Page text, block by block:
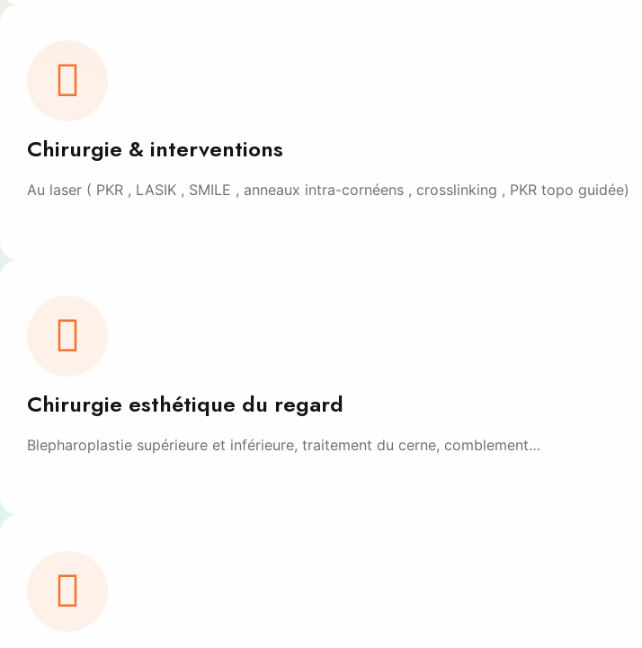
Chirurgie & interventions
Au laser ( PKR , LASIK , SMILE , anneaux intra-cornéens , crosslinking , PKR topo guidée)
Chirurgie esthétique du regard
Blepharoplastie supérieure et inférieure, traitement du cerne, comblement…